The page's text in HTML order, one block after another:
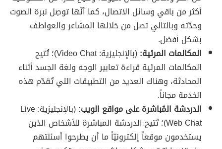
أكثر من باقي وسائل الاتصال، كما أنّها توصِل نبرة الصوت
وحدّته وبالتالي تصل من خلالها المشاعر والعواطف
بشكل أفضل.
المكالمات المرئية:
(بالإنجليزية: Video Chat)؛ تُتيح
المكالمات المرئية قراءة تعابير الوجه ولغة الجسد أثناء
المحادثة، وهناك العديد من التطبيقات التي تُقدّم هذه
الخدمة مجاناً.
الدردشة المُباشرة على مواقع الويب:
(بالإنجليزية: Live
Web Chat)؛ تُتيح الدردشة المباشرة للأشخاص الذين
يستخدمون موقعاً إلكترونيّاً ما أن يطرحوا أسئلتهم